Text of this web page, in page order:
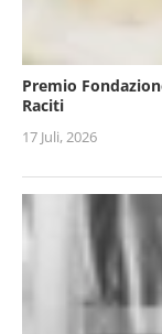
Premio
Raciti
17 Juli, 2026